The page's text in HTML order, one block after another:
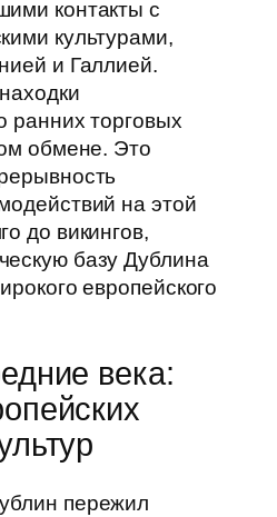
контакты с
культурами,
и Галлией.
ранних торговых
обмене. Это
на этой
до викингов,
базу Дублина
европейского
века:
пережил